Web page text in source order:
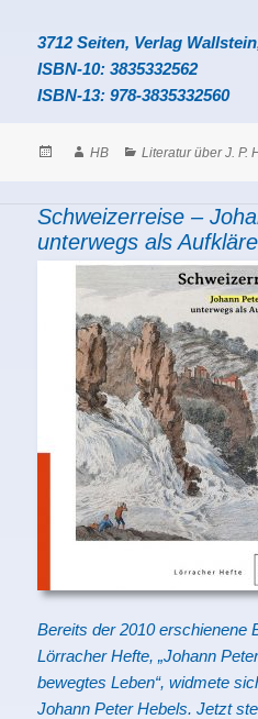
3712 Seiten, Verlag
ISBN-10: 3835332562
ISBN-13: 978-3835332560
PostedAuthor
HB Categories
Literatur über J. P.
Schweizerreise –
unterwegs als
Bereits der 2010 erschienene
Lörracher Hefte, „Johann
bewegtes Leben“, widmete
Johann Peter Hebels. Jetzt